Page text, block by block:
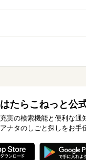
はたらこねっと公
充実の検索機能と便利な通
アナタのしごと探しをお手